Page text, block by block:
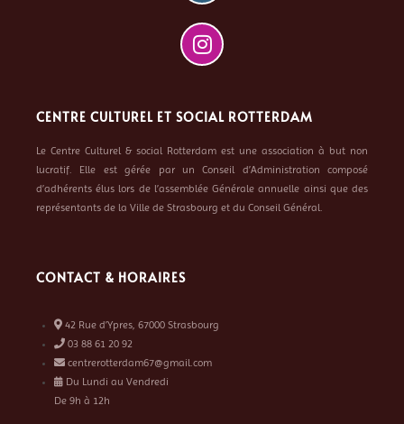
CENTRE CULTUREL ET SOCIAL ROTTERDAM
Le Centre Culturel & social Rotterdam est une association à but non
lucratif. Elle est gérée par un Conseil d’Administration composé
d’adhérents élus lors de l’assemblée Générale annuelle ainsi que des
représentants de la Ville de Strasbourg et du Conseil Général.
CONTACT & HORAIRES
42 Rue d’Ypres, 67000 Strasbourg
03 88 61 20 92
centrerotterdam67@gmail.com
Du Lundi au Vendredi
De 9h à 12h